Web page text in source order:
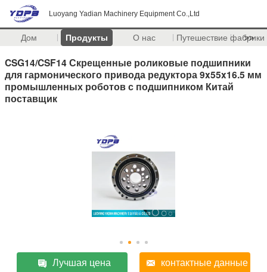
Luoyang Yadian Machinery Equipment Co.,Ltd
Дом Продукты О нас Путешествие фабрики
>>
CSG14/CSF14 Скрещенные роликовые подшипники
для гармонического привода редуктора 9x55x16.5 мм
промышленных роботов с подшипником Китай
поставщик
Лучшая цена контактные данные